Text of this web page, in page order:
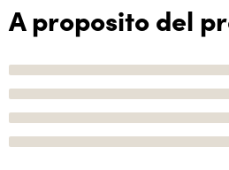
A proposito del